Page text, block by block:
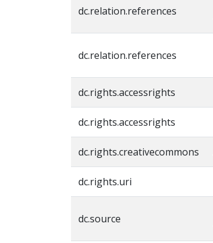
dc.relation.references
dc.relation.references
dc.rights.accessrights
dc.rights.accessrights
dc.rights.creativecommons
dc.rights.uri
dc.source